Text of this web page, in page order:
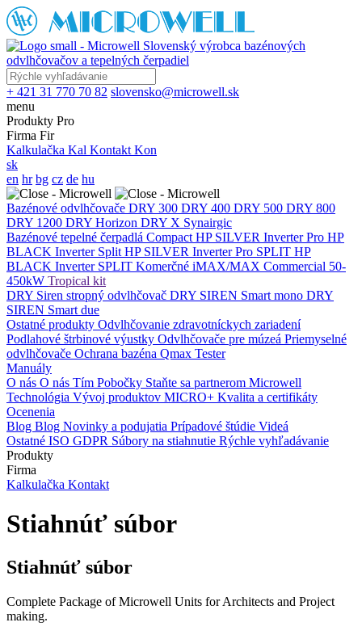
Slovenský výrobca bazénových
odvlhčovačov a tepelných čerpadiel
+ 421 31 770 70 82 slovensko@microwell.sk
menu
Produkty Pro
Firma Fir
Kalkulačka Kal Kontakt Kon
sk
en hr bg cz de hu
Bazénové odvlhčovače DRY 300 DRY 400 DRY 500 DRY 800
DRY 1200 DRY Horizon DRY X Synairgic
Bazénové tepelné čerpadlá Compact HP SILVER Inverter Pro HP
BLACK Inverter Split HP SILVER Inverter Pro SPLIT HP
BLACK Inverter SPLIT Komerčné iMAX/MAX Commercial 50-
450kW Tropical kit
DRY Siren stropný odvlhčovač DRY SIREN Smart mono DRY
SIREN Smart due
Ostatné produkty Odvlhčovanie zdravotníckych zariadení
Podlahové štrbinové výustky Odvlhčovače pre múzeá Priemyselné
odvlhčovače Ochrana bazéna Qmax Tester
Manuály
O nás O nás Tím Pobočky Staňte sa partnerom Microwell
Technológia Vývoj produktov MICRO+ Kvalita a certifikáty
Ocenenia
Blog Blog Novinky a podujatia Prípadové štúdie Videá
Ostatné ISO GDPR Súbory na stiahnutie Rýchle vyhľadávanie
Produkty
Firma
Kalkulačka Kontakt
Stiahnúť súbor
Stiahnúť súbor
Complete Package of Microwell Units for Architects and Project
making.